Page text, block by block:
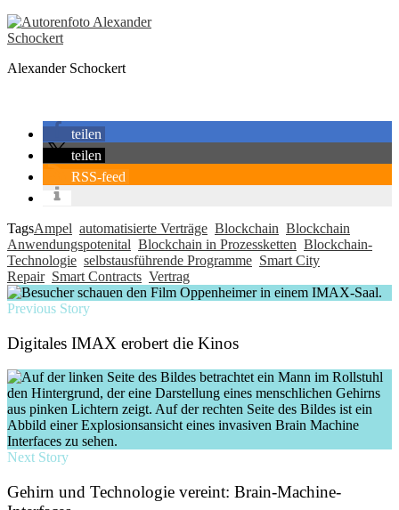
Alexander Schockert
teilen
teilen
RSS-feed
TagsAmpel automatisierte Verträge Blockchain Blockchain
Anwendungspotenital Blockchain in Prozessketten Blockchain-
Technologie selbstausführende Programme Smart City
Repair Smart Contracts Vertrag
Previous Story
Digitales IMAX erobert die Kinos
Next Story
Gehirn und Technologie vereint: Brain-Machine-